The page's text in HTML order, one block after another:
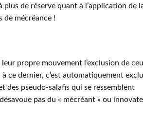
de réserve quant à l’application de
de mécréance !
propre mouvement l’exclusion de
ce dernier, c’est automatiquement
des pseudo-salafis qui se ressemblent
pas du « mécréant » ou